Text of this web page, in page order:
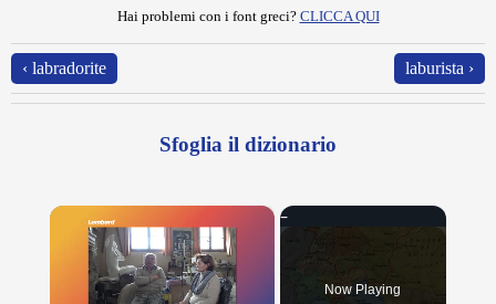
Hai problemi con i font greci? CLICCA QUI
‹ labradorite laburista ›
Sfoglia il dizionario
×
Now Playing